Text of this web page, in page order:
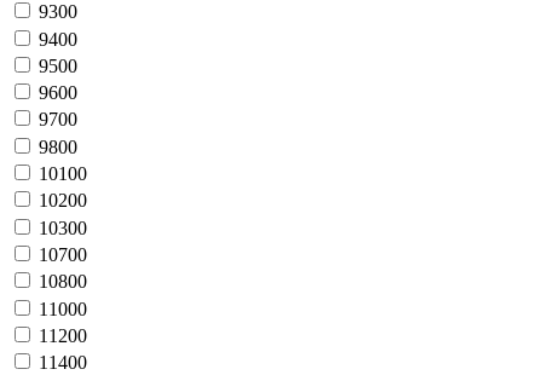
9300
9400
9500
9600
9700
9800
10100
10200
10300
10700
10800
11000
11200
11400